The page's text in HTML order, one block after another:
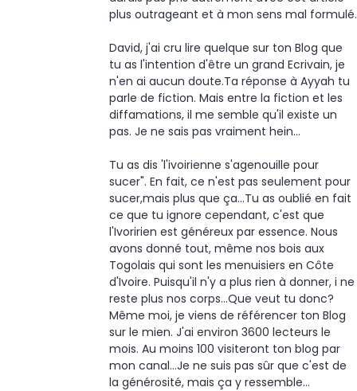
plus outrageant et à mon sens mal formulé.
David, j'ai cru lire quelque sur ton Blog que
tu as l'intention d'être un grand Ecrivain, je
n'en ai aucun doute.Ta réponse à Ayyah tu
parle de fiction. Mais entre la fiction et les
diffamations, il me semble qu'il existe un
pas. Je ne sais pas vraiment hein...
Tu as dis 'l'ivoirienne s'agenouille pour
sucer". En fait, ce n'est pas seulement pour
sucer,mais plus que ça...Tu as oublié en fait
ce que tu ignore cependant, c'est que
l'Ivoririen est généreux par essence. Nous
avons donné tout, même nos bois aux
Togolais qui sont les menuisiers en Côte
d'Ivoire. Puisqu'il n'y a plus rien à donner, i ne
reste plus nos corps...Que veut tu donc?
Même moi, je viens de référencer ton Blog
sur le mien. J'ai environ 3600 lecteurs le
mois. Au moins 100 visiteront ton blog par
mon canal...Je ne suis pas sûr que c'est de
la générosité, mais ça y ressemble...